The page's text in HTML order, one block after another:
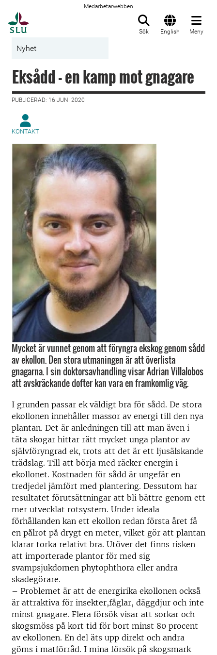
Medarbetarwebben
Sök English Meny
Nyhet
Eksådd - en kamp mot gnagare
PUBLICERAD: 16 JUNI 2020
KONTAKT
Mycket är vunnet genom att föryngra ekskog genom sådd
av ekollon. Den stora utmaningen är att överlista
gnagarna. I sin doktorsavhandling visar Adrian Villalobos
att avskräckande dofter kan vara en framkomlig väg.
I grunden passar ek väldigt bra för sådd. De stora
ekollonen innehåller massor av energi till den nya
plantan. Det är anledningen till att man även i
täta skogar hittar rätt mycket unga plantor av
självföryngrad ek, trots att det är ett ljusälskande
trädslag. Till att börja med räcker energin i
ekollonet. Kostnaden för sådd är ungefär en
tredjedel jämfört med plantering. Dessutom har
resultatet förutsättningar att bli bättre genom ett
mer utvecklat rotsystem. Under ideala
förhållanden kan ett ekollon redan första året få
en pålrot på drygt en meter, vilket gör att plantan
klarar torka relativt bra. Utöver det finns risken
att importerade plantor för med sig
svampsjukdomen phytophthora eller andra
skadegörare.
– Problemet är att de energirika ekollonen också
är attraktiva för insekter,fåglar, däggdjur och inte
minst gnagare. Flera försök visar att sorkar och
skogsmöss på kort tid för bort minst 80 procent
av ekollonen. En del äts upp direkt och andra
göms i matförråd. I mina försök på skogsmark